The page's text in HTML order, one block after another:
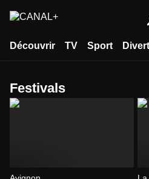
Découvrir TV Sport
festivals